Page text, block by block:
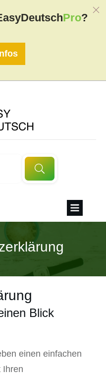
Blick
einen einfachen
Ihren
Pro?